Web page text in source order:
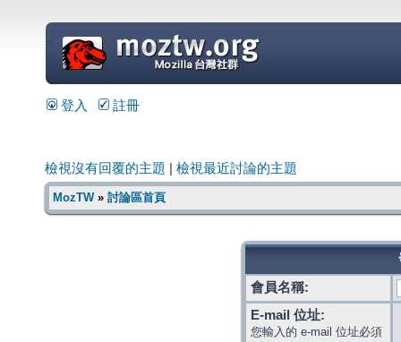
=
登入 註冊
檢視沒有回覆的主題 檢視最近討論的主題
MozTW» 討論區首頁
會員名稱:
E-mail 位址:
您輸入的 e-mail 位址必須